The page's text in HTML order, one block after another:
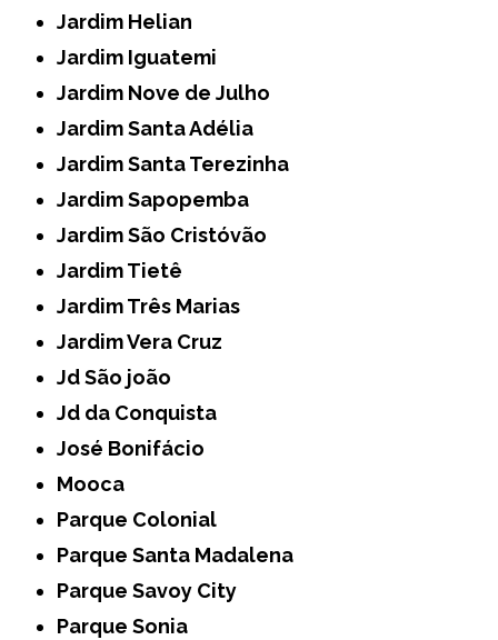
Jardim Helian
Jardim Iguatemi
Jardim Nove de Julho
Jardim Santa Adélia
Jardim Santa Terezinha
Jardim Sapopemba
Jardim São Cristóvão
Jardim Tietê
Jardim Três Marias
Jardim Vera Cruz
Jd São joão
Jd da Conquista
José Bonifácio
Mooca
Parque Colonial
Parque Santa Madalena
Parque Savoy City
Parque Sonia